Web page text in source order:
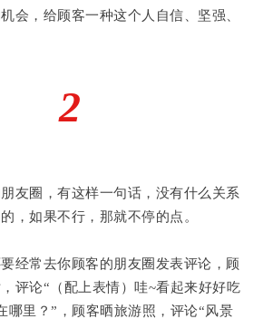
会，给顾客一种这个人自信、坚强、
2
友圈，有这样一句话，没有什么关系
，如果不行，那就不停的点。
经常去你顾客的朋友圈发表评论，顾
评论“（配上表情）哇~看起来好好吃
哪里？”，顾客晒旅游照，评论“风景